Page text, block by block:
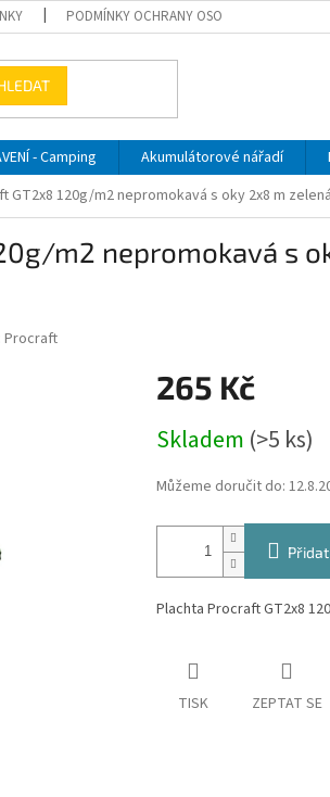
PODMÍNKY OCHRANY OSOBNÍCH ÚDAJŮ
- Camping Akumulátorové nářadí
GT2x8 120g/m2 nepromokavá s oky 2x8 m
m2 nepromokavá s
Procraft
265 Kč
cena:
Skladem (>5 ks)
Můžeme doručit do:
Plachta Procraft GT2x8
TISK ZEPTAT SE